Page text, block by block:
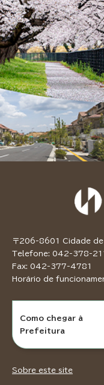
〒206-8601 Cidade de
Telefone: 042-378-
Fax: 042-377-4781
Horário de
Como chegar à
Prefeitura
Sobre este site